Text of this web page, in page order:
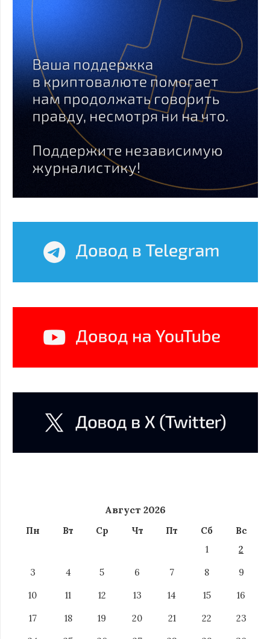
Август 2026
Пн Вт Ср Чт Пт Сб
Вс
1
2
3
4 5 6 7 8
9
10
11 12 13 14 15
16
17
18 19 20 21 22
23